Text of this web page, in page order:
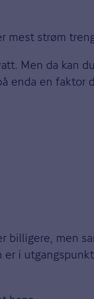
mest strøm
Men da kan
enda en faktor
billigere, men
i